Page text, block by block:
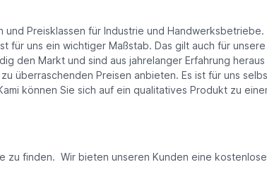
Preisklassen für Industrie und
für uns ein wichtiger Maßstab. Das gilt auch für
den Markt und sind aus jahrelanger Erfahrung
überraschenden Preisen anbieten. Es ist für uns
können Sie sich auf ein qualitatives Produkt zu
finden. Wir bieten unseren Kunden eine